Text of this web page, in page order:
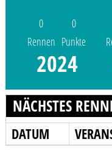
0
Rennen
0
Punkte
2024
NÄCHSTES
DATUM